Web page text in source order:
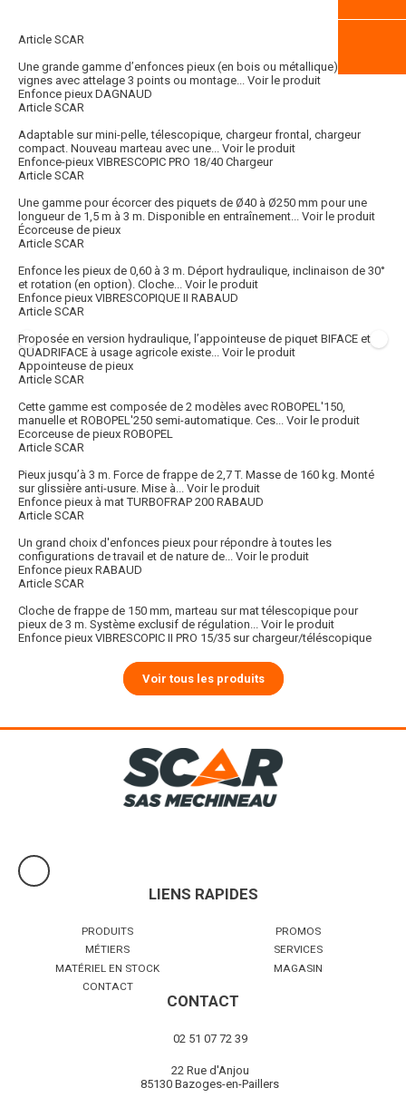
Article SCAR
Une grande gamme d’enfonces pieux (en bois ou métallique) pour les
vignes avec attelage 3 points ou montage... Voir le produit
Enfonce pieux DAGNAUD
Article SCAR
Adaptable sur mini-pelle, télescopique, chargeur frontal, chargeur
compact. Nouveau marteau avec une... Voir le produit
Enfonce-pieux VIBRESCOPIC PRO 18/40 Chargeur
Article SCAR
Une gamme pour écorcer des piquets de Ø40 à Ø250 mm pour une
longueur de 1,5 m à 3 m. Disponible en entraînement... Voir le produit
Écorceuse de pieux
Article SCAR
Enfonce les pieux de 0,60 à 3 m. Déport hydraulique, inclinaison de 30°
et rotation (en option). Cloche... Voir le produit
Enfonce pieux VIBRESCOPIQUE II RABAUD
Article SCAR
Proposée en version hydraulique, l’appointeuse de piquet BIFACE et
QUADRIFACE à usage agricole existe... Voir le produit
Appointeuse de pieux
Article SCAR
Cette gamme est composée de 2 modèles avec ROBOPEL'150,
manuelle et ROBOPEL'250 semi-automatique. Ces... Voir le produit
Ecorceuse de pieux ROBOPEL
Article SCAR
Pieux jusqu’à 3 m. Force de frappe de 2,7 T. Masse de 160 kg. Monté
sur glissière anti-usure. Mise à... Voir le produit
Enfonce pieux à mat TURBOFRAP 200 RABAUD
Article SCAR
Un grand choix d'enfonces pieux pour répondre à toutes les
configurations de travail et de nature de... Voir le produit
Enfonce pieux RABAUD
Article SCAR
Cloche de frappe de 150 mm, marteau sur mat télescopique pour
pieux de 3 m. Système exclusif de régulation... Voir le produit
Enfonce pieux VIBRESCOPIC II PRO 15/35 sur chargeur/téléscopique
Voir tous les produits
LIENS RAPIDES
PRODUITS
PROMOS
MÉTIERS
SERVICES
MATÉRIEL EN STOCK
MAGASIN
CONTACT
CONTACT
02 51 07 72 39
22 Rue d'Anjou
85130 Bazoges-en-Paillers